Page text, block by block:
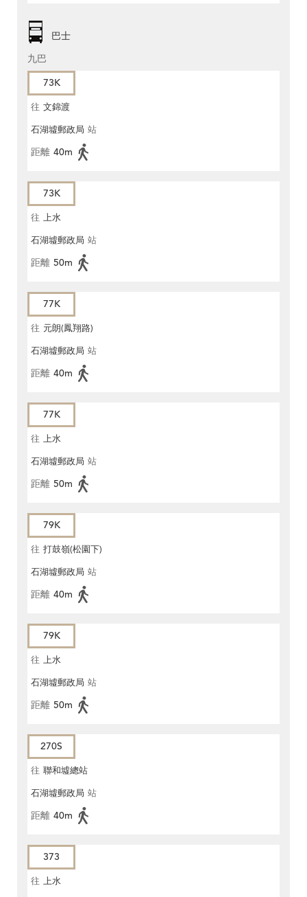
巴士
九巴
73K
往 文錦渡
石湖墟郵政局 站
距離 40m
73K
往 上水
石湖墟郵政局 站
距離 50m
77K
往 元朗(鳳翔路)
石湖墟郵政局 站
距離 40m
77K
往 上水
石湖墟郵政局 站
距離 50m
79K
往 打鼓嶺(松園下)
石湖墟郵政局 站
距離 40m
79K
往 上水
石湖墟郵政局 站
距離 50m
270S
往 聯和墟總站
石湖墟郵政局 站
距離 40m
373
往 上水